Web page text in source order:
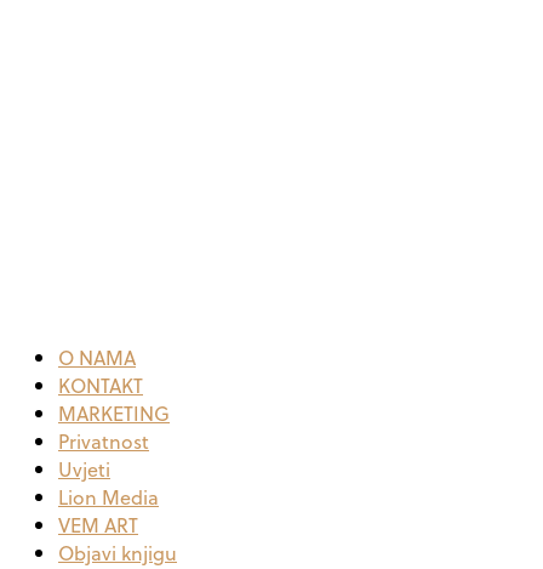
O NAMA
KONTAKT
MARKETING
Privatnost
Uvjeti
Lion Media
VEM ART
Objavi knjigu